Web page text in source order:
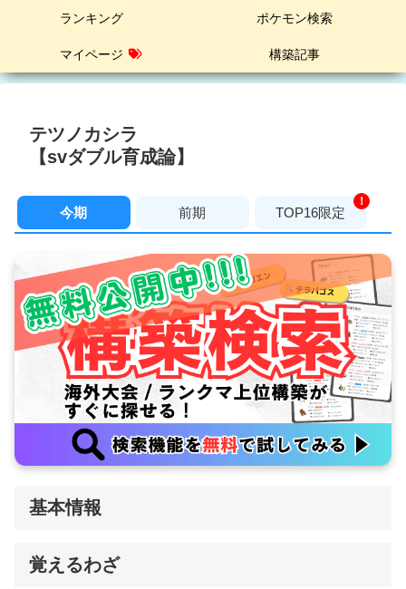
ランキング ポケモン検索
マイページ 構築記事
テツノカシラ
【svダブル育成論】
今期 前期 TOP16限定
！
基本情報
覚えるわざ